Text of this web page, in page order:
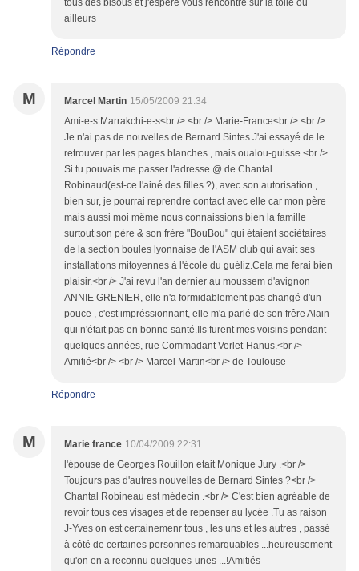
tous des bisous et j'espère vous rencontre sur la toile ou
ailleurs
Répondre
M Marcel Martin 15/05/2009 21:34
Ami-e-s Marrakchi-e-s<br /> <br /> Marie-France<br /> <br />
Je n'ai pas de nouvelles de Bernard Sintes.J'ai essayé de le
retrouver par les pages blanches , mais oualou-guisse.<br />
Si tu pouvais me passer l'adresse @ de Chantal
Robinaud(est-ce l'ainé des filles ?), avec son autorisation ,
bien sur, je pourrai reprendre contact avec elle car mon père
mais aussi moi même nous connaissions bien la famille
surtout son père & son frère "BouBou" qui étaient sociètaires
de la section boules lyonnaise de l'ASM club qui avait ses
installations mitoyennes à l'école du guéliz.Cela me ferai bien
plaisir.<br /> J'ai revu l'an dernier au moussem d'avignon
ANNIE GRENIER, elle n'a formidablement pas changé d'un
pouce , c'est impréssionnant, elle m'a parlé de son frêre Alain
qui n'était pas en bonne santé.Ils furent mes voisins pendant
quelques années, rue Commadant Verlet-Hanus.<br />
Amitié<br /> <br /> Marcel Martin<br /> de Toulouse
Répondre
M Marie france 10/04/2009 22:31
l'épouse de Georges Rouillon etait Monique Jury .<br />
Toujours pas d'autres nouvelles de Bernard Sintes ?<br />
Chantal Robineau est médecin .<br /> C'est bien agréable de
revoir tous ces visages et de repenser au lycée .Tu as raison
J-Yves on est certainemenr tous , les uns et les autres , passé
à côté de certaines personnes remarquables ...heureusement
qu'on en a reconnu quelques-unes ...!Amitiés